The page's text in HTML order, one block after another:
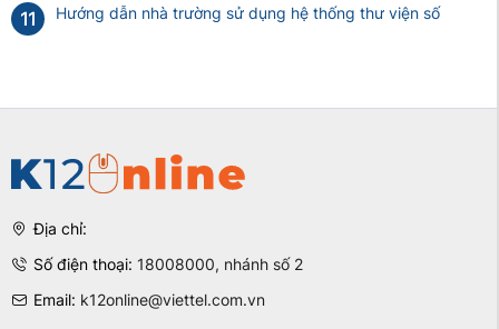
11 Hướng dẫn nhà trường sử dụng hệ thống thư viện số
Địa chỉ:
Số điện thoại: 18008000, nhánh số 2
Email: k12online@viettel.com.vn